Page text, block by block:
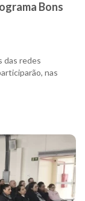
Bons
das redes
nas